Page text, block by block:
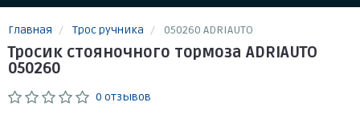
Главная Трос ручника 050260 ADRIAUTO
Тросик стояночного тормоза ADRIAUTO
050260
0 отзывов